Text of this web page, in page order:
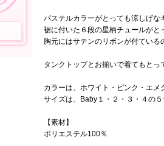
パステルカラーがとっても涼しげ
裾に付いた６段の星柄チュールが
胸元にはサテンのリボンが付てい
タンクトップとお揃いで着てもとっ
カラーは、ホワイト・ピンク・エメ
サイズは、Baby１・２・３・４の
【素材】
ポリエステル100％